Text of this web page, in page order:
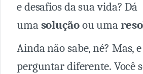
e desafios da sua vida? Dá
umasoluçãoou uma
Ainda não sabe, né? Mas, e
perguntar diferente. Você